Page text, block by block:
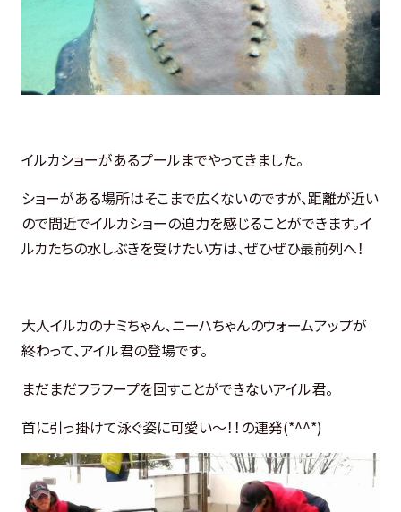
イルカショーがあるプールまでやってきました。
ショーがある場所はそこまで広くないのですが、距離が近い
ので間近でイルカショーの迫力を感じることができます。イ
ルカたちの水しぶきを受けたい方は、ぜひぜひ最前列へ！
大人イルカのナミちゃん、ニーハちゃんのウォームアップが
終わって、アイル君の登場です。
まだまだフラフープを回すことができないアイル君。
首に引っ掛けて泳ぐ姿に可愛い～！！の連発(*^^*)